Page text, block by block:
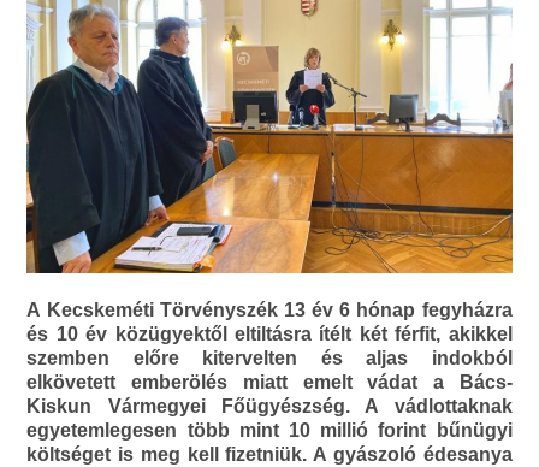
A Kecskeméti Törvényszék 13 év 6 hónap fegyházra
és 10 év közügyektől eltiltásra ítélt két férfit, akikkel
szemben előre kitervelten és aljas indokból
elkövetett emberölés miatt emelt vádat a Bács-
Kiskun Vármegyei Főügyészség. A vádlottaknak
egyetemlegesen több mint 10 millió forint bűnügyi
költséget is meg kell fizetniük. A gyászoló édesanya